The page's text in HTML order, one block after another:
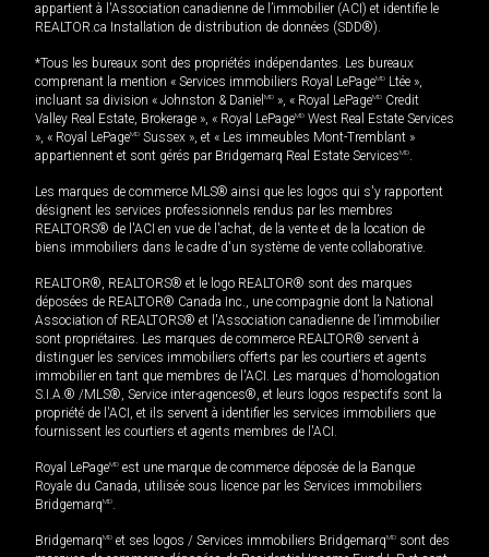
appartient à l'Association canadienne de l’immobilier (ACI) et identifie le
REALTOR.ca Installation de distribution de données (SDD®).
*Tous les bureaux sont des propriétés indépendantes. Les bureaux
comprenant la mention « Services immobiliers Royal LePageMD Ltée »,
incluant sa division « Johnston & Daniel MD », « Royal LePageMD Credit
Valley Real Estate, Brokerage », « Royal LePageMD West Real Estate Services
», « Royal LePageMD Sussex », et « Les immeubles Mont-Tremblant »
appartiennent et sont gérés par Bridgemarq Real Estate ServicesMD.
Les marques de commerce MLS® ainsi que les logos qui s'y rapportent
désignent les services professionnels rendus par les membres
REALTORS® de l'ACI en vue de l'achat, de la vente et de la location de
biens immobiliers dans le cadre d'un système de vente collaborative.
REALTOR®, REALTORS® et le logo REALTOR® sont des marques
déposées de REALTOR® Canada Inc., une compagnie dont la National
Association of REALTORS® et l'Association canadienne de l’immobilier
sont propriétaires. Les marques de commerce REALTOR® servent à
distinguer les services immobiliers offerts par les courtiers et agents
immobilier en tant que membres de l'ACI. Les marques d'homologation
S.I.A.® /MLS®, Service inter-agences®, et leurs logos respectifs sont la
propriété de l'ACI, et ils servent à identifier les services immobiliers que
fournissent les courtiers et agents membres de l'ACI.
Royal LePageMD est une marque de commerce déposée de la Banque
Royale du Canada, utilisée sous licence par les Services immobiliers
BridgemarqMD.
BridgemarqMD et ses logos / Services immobiliers BridgemarqMD sont des